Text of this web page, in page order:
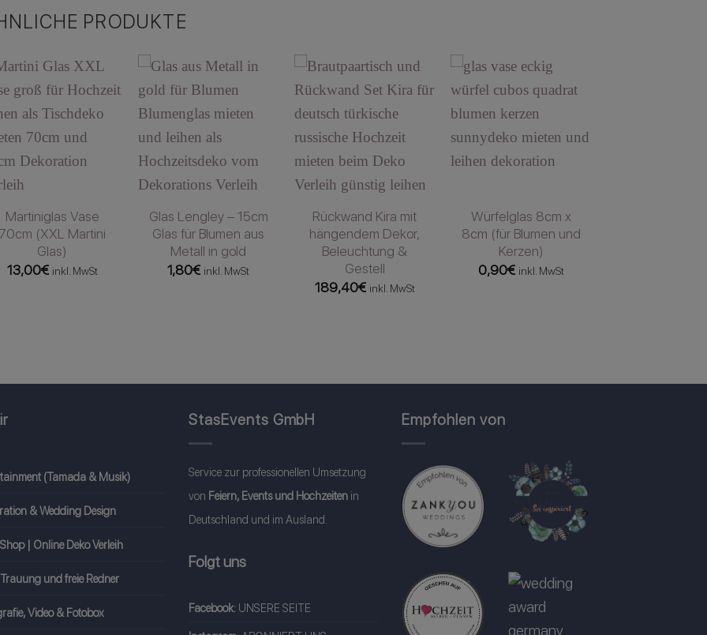
PRODUKTE
Martiniglas Vase
70cm (XXL Martini
Glas)
13,00€ inkl. MwSt
Glas Lengley – 15cm
Glas für Blumen aus
Metall in gold
1,80€ inkl. MwSt
Rückwand Kira mit
hängendem Dekor,
Beleuchtung &
Gestell
189,40€ inkl. MwSt
Würfelglas 8cm x
8cm (für Blumen und
Kerzen)
0,90€ inkl. MwSt
(Tamada & Musik)
& Wedding Design
| Online Deko Verleih
und freie Redner
Video & Fotobox
StasEvents GmbH
Service zur professionellen Umsetzung
von Feiern, Events und Hochzeiten in
Deutschland und im Ausland.
Folgt uns
Facebook: UNSERE SEITE
Empfohlen von